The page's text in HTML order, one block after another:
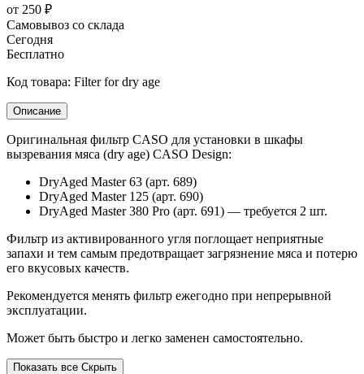
от 250 ₽
Самовывоз со склада
Сегодня
Бесплатно
Код товара: Filter for dry age
Описание
Оригинальная фильтр CASO для установки в шкафы
вызревания мяса (dry age) CASO Design:
DryAged Master 63 (арт. 689)
DryAged Master 125 (арт. 690)
DryAged Master 380 Pro (арт. 691) — требуется 2 шт.
Фильтр из активированного угля поглощает неприятные
запахи и тем самым предотвращает загрязнение мяса и потерю
его вкусовых качеств.
Рекомендуется менять фильтр ежегодно при непрерывной
эксплуатации.
Может быть быстро и легко заменен самостоятельно.
Показать все Скрыть